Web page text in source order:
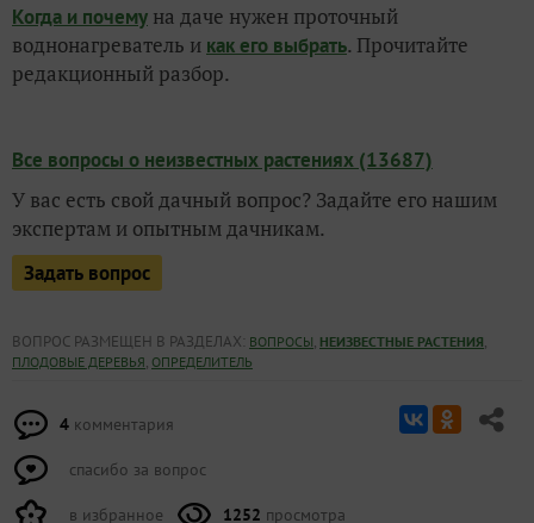
Когда и почему на даче нужен проточный
воднонагреватель и как его выбрать. Прочитайте
редакционный разбор.
Все вопросы о неизвестных растениях (13687)
У вас есть свой дачный вопрос? Задайте его нашим
экспертам и опытным дачникам.
Задать вопрос
ВОПРОС РАЗМЕЩЕН В РАЗДЕЛАХ: ВОПРОСЫ, НЕИЗВЕСТНЫЕ РАСТЕНИЯ,
ПЛОДОВЫЕ ДЕРЕВЬЯ, ОПРЕДЕЛИТЕЛЬ
4 комментария
спасибо за вопрос
в избранное 1252 просмотра